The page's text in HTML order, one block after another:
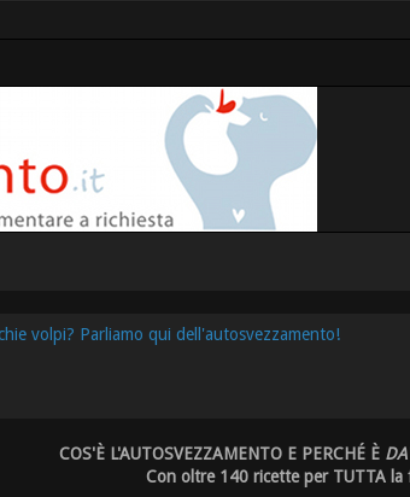
volpi? Parliamo qui dell'autosvezzamento!
COS'È L'AUTOSVEZZAMENTO E PERCHÉ È
Con oltre 140 ricette per TUTTA la